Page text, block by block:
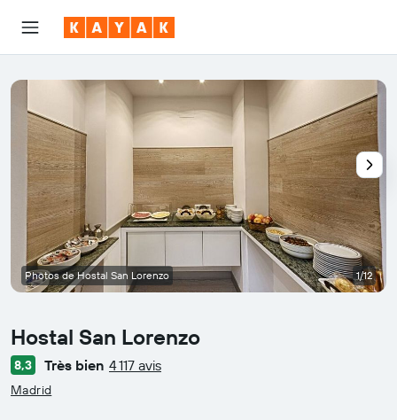
Hostal San Lorenzo
catégorie 0
8,3 Très bien 4 117 avis
Madrid
Photos de Hostal San Lorenzo 1/12